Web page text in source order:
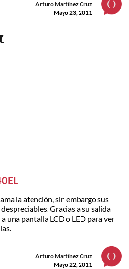
Arturo Martínez Cruz
Mayo 23, 2011
la atención, sin embargo sus
Gracias a su salida
una pantalla LCD o LED para ver
Arturo Martínez Cruz
Mayo 22, 2011